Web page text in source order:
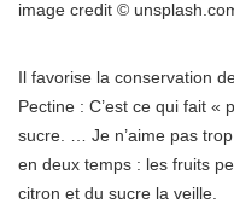
image credit ©
Il favorise la conservation
Pectine : C’est ce qui fait «
sucre. … Je n’aime pas
en deux temps : les fruits
citron et du sucre la veille.